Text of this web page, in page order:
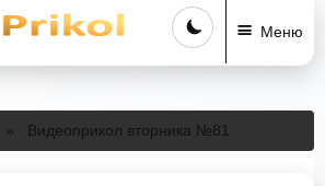
Меню
» Видеоприкол вторника №81